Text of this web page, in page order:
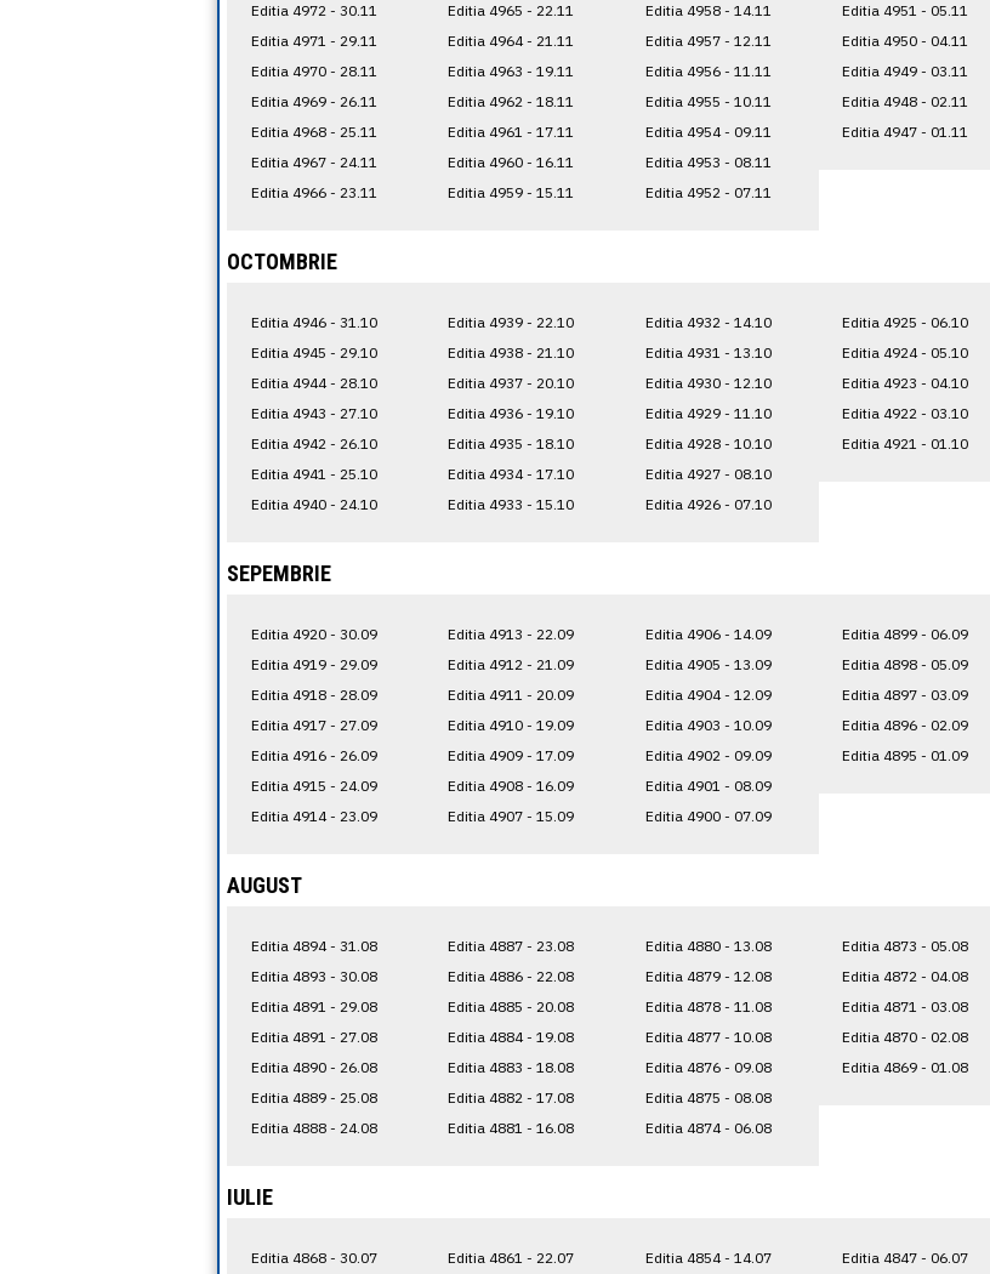
Editia 4972 - 30.11
Editia 4971 - 29.11
Editia 4970 - 28.11
Editia 4969 - 26.11
Editia 4968 - 25.11
Editia 4967 - 24.11
Editia 4966 - 23.11
Editia 4965 - 22.11
Editia 4964 - 21.11
Editia 4963 - 19.11
Editia 4962 - 18.11
Editia 4961 - 17.11
Editia 4960 - 16.11
Editia 4959 - 15.11
Editia 4958 - 14.11
Editia 4957 - 12.11
Editia 4956 - 11.11
Editia 4955 - 10.11
Editia 4954 - 09.11
Editia 4953 - 08.11
Editia 4952 - 07.11
Editia 4951 - 05.11
Editia 4950 - 04.11
Editia 4949 - 03.11
Editia 4948 - 02.11
Editia 4947 - 01.11
OCTOMBRIE
Editia 4946 - 31.10
Editia 4945 - 29.10
Editia 4944 - 28.10
Editia 4943 - 27.10
Editia 4942 - 26.10
Editia 4941 - 25.10
Editia 4940 - 24.10
Editia 4939 - 22.10
Editia 4938 - 21.10
Editia 4937 - 20.10
Editia 4936 - 19.10
Editia 4935 - 18.10
Editia 4934 - 17.10
Editia 4933 - 15.10
Editia 4932 - 14.10
Editia 4931 - 13.10
Editia 4930 - 12.10
Editia 4929 - 11.10
Editia 4928 - 10.10
Editia 4927 - 08.10
Editia 4926 - 07.10
Editia 4925 - 06.10
Editia 4924 - 05.10
Editia 4923 - 04.10
Editia 4922 - 03.10
Editia 4921 - 01.10
SEPEMBRIE
Editia 4920 - 30.09
Editia 4919 - 29.09
Editia 4918 - 28.09
Editia 4917 - 27.09
Editia 4916 - 26.09
Editia 4915 - 24.09
Editia 4914 - 23.09
Editia 4913 - 22.09
Editia 4912 - 21.09
Editia 4911 - 20.09
Editia 4910 - 19.09
Editia 4909 - 17.09
Editia 4908 - 16.09
Editia 4907 - 15.09
Editia 4906 - 14.09
Editia 4905 - 13.09
Editia 4904 - 12.09
Editia 4903 - 10.09
Editia 4902 - 09.09
Editia 4901 - 08.09
Editia 4900 - 07.09
Editia 4899 - 06.09
Editia 4898 - 05.09
Editia 4897 - 03.09
Editia 4896 - 02.09
Editia 4895 - 01.09
AUGUST
Editia 4894 - 31.08
Editia 4893 - 30.08
Editia 4891 - 29.08
Editia 4891 - 27.08
Editia 4890 - 26.08
Editia 4889 - 25.08
Editia 4888 - 24.08
Editia 4887 - 23.08
Editia 4886 - 22.08
Editia 4885 - 20.08
Editia 4884 - 19.08
Editia 4883 - 18.08
Editia 4882 - 17.08
Editia 4881 - 16.08
Editia 4880 - 13.08
Editia 4879 - 12.08
Editia 4878 - 11.08
Editia 4877 - 10.08
Editia 4876 - 09.08
Editia 4875 - 08.08
Editia 4874 - 06.08
Editia 4873 - 05.08
Editia 4872 - 04.08
Editia 4871 - 03.08
Editia 4870 - 02.08
Editia 4869 - 01.08
IULIE
Editia 4868 - 30.07
Editia 4861 - 22.07
Editia 4854 - 14.07
Editia 4847 - 06.07